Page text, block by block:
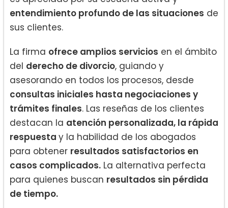
entendimiento profundo de las situaciones de
sus clientes.
La firma ofrece amplios servicios en el ámbito
del derecho de divorcio, guiando y
asesorando en todos los procesos, desde
consultas iniciales hasta negociaciones y
trámites finales. Las reseñas de los clientes
destacan la atención personalizada, la rápida
respuesta y la habilidad de los abogados
para obtener resultados satisfactorios en
casos complicados. La alternativa perfecta
para quienes buscan resultados sin pérdida
de tiempo.